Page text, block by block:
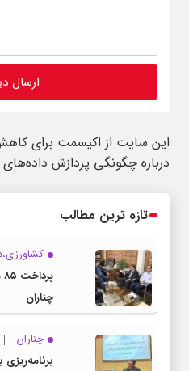
این سایت از اکیسمت برای
درباره چگونگی پردازش داده‌های
تازه ترین مطالب
چناران
چناران
برنامه‌ریزی